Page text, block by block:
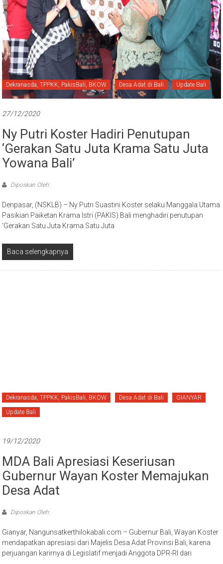
Dekranasda, TPPKK, PakisBali, BKOW Desa Adat di Bali Update Bali
27/12/2020
Ny Putri Koster Hadiri Penutupan
‘Gerakan Satu Juta Krama Satu Juta
Yowana Bali’
Diposkan Oleh:
Denpasar, (NSKLB) – Ny Putri Suastini Koster selaku Manggala Utama
Pasikian Paiketan Krama Istri (PAKIS) Bali menghadiri penutupan
‘Gerakan Satu Juta Krama Satu Juta
Baca selengkapnya
Dekranasda, TPPKK, PakisBali, BKOW Desa Adat di Bali GIANYAR
Update Bali
19/12/2020
MDA Bali Apresiasi Keseriusan
Gubernur Wayan Koster Memajukan
Desa Adat
Diposkan Oleh:
Gianyar, Nangunsatkerthilokabali.com – Gubernur Bali, Wayan Koster
mendapatkan apresiasi dari Majelis Desa Adat Provinsi Bali, karena
perjuangan karirnya di Legislatif menjadi Anggota DPR-RI dari